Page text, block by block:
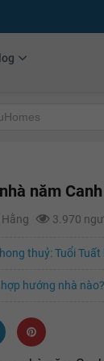
năm
Hằng 3.970
thuỷ: Tuổi
hướng nhà nào?